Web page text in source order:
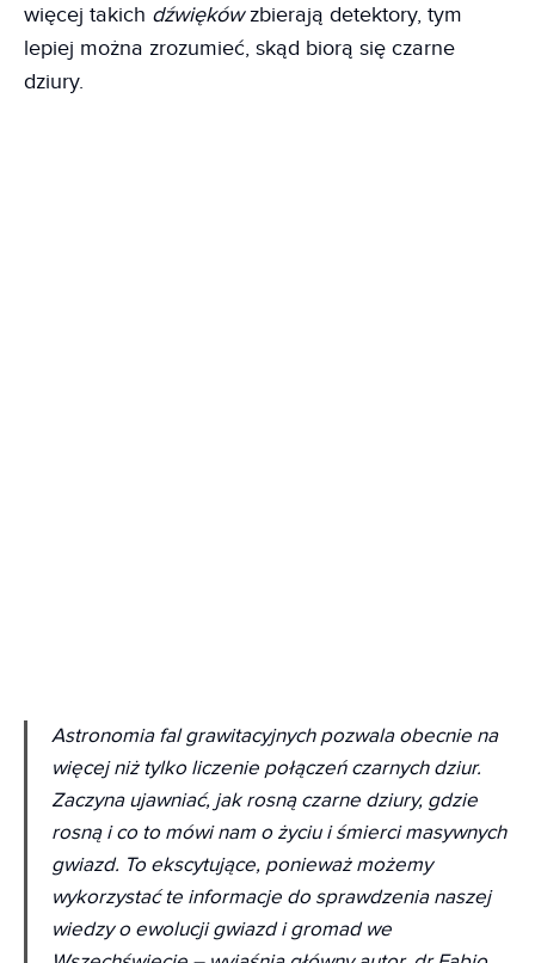
więcej takich dźwiękówzbierają detektory, tym
lepiej można zrozumieć, skąd biorą się czarne
dziury.
Astronomia fal grawitacyjnych pozwala obecnie na
więcej niż tylko liczenie połączeń czarnych dziur.
Zaczyna ujawniać, jak rosną czarne dziury, gdzie
rosną i co to mówi nam o życiu i śmierci masywnych
gwiazd. To ekscytujące, ponieważ możemy
wykorzystać te informacje do sprawdzenia naszej
wiedzy o ewolucji gwiazd i gromad we